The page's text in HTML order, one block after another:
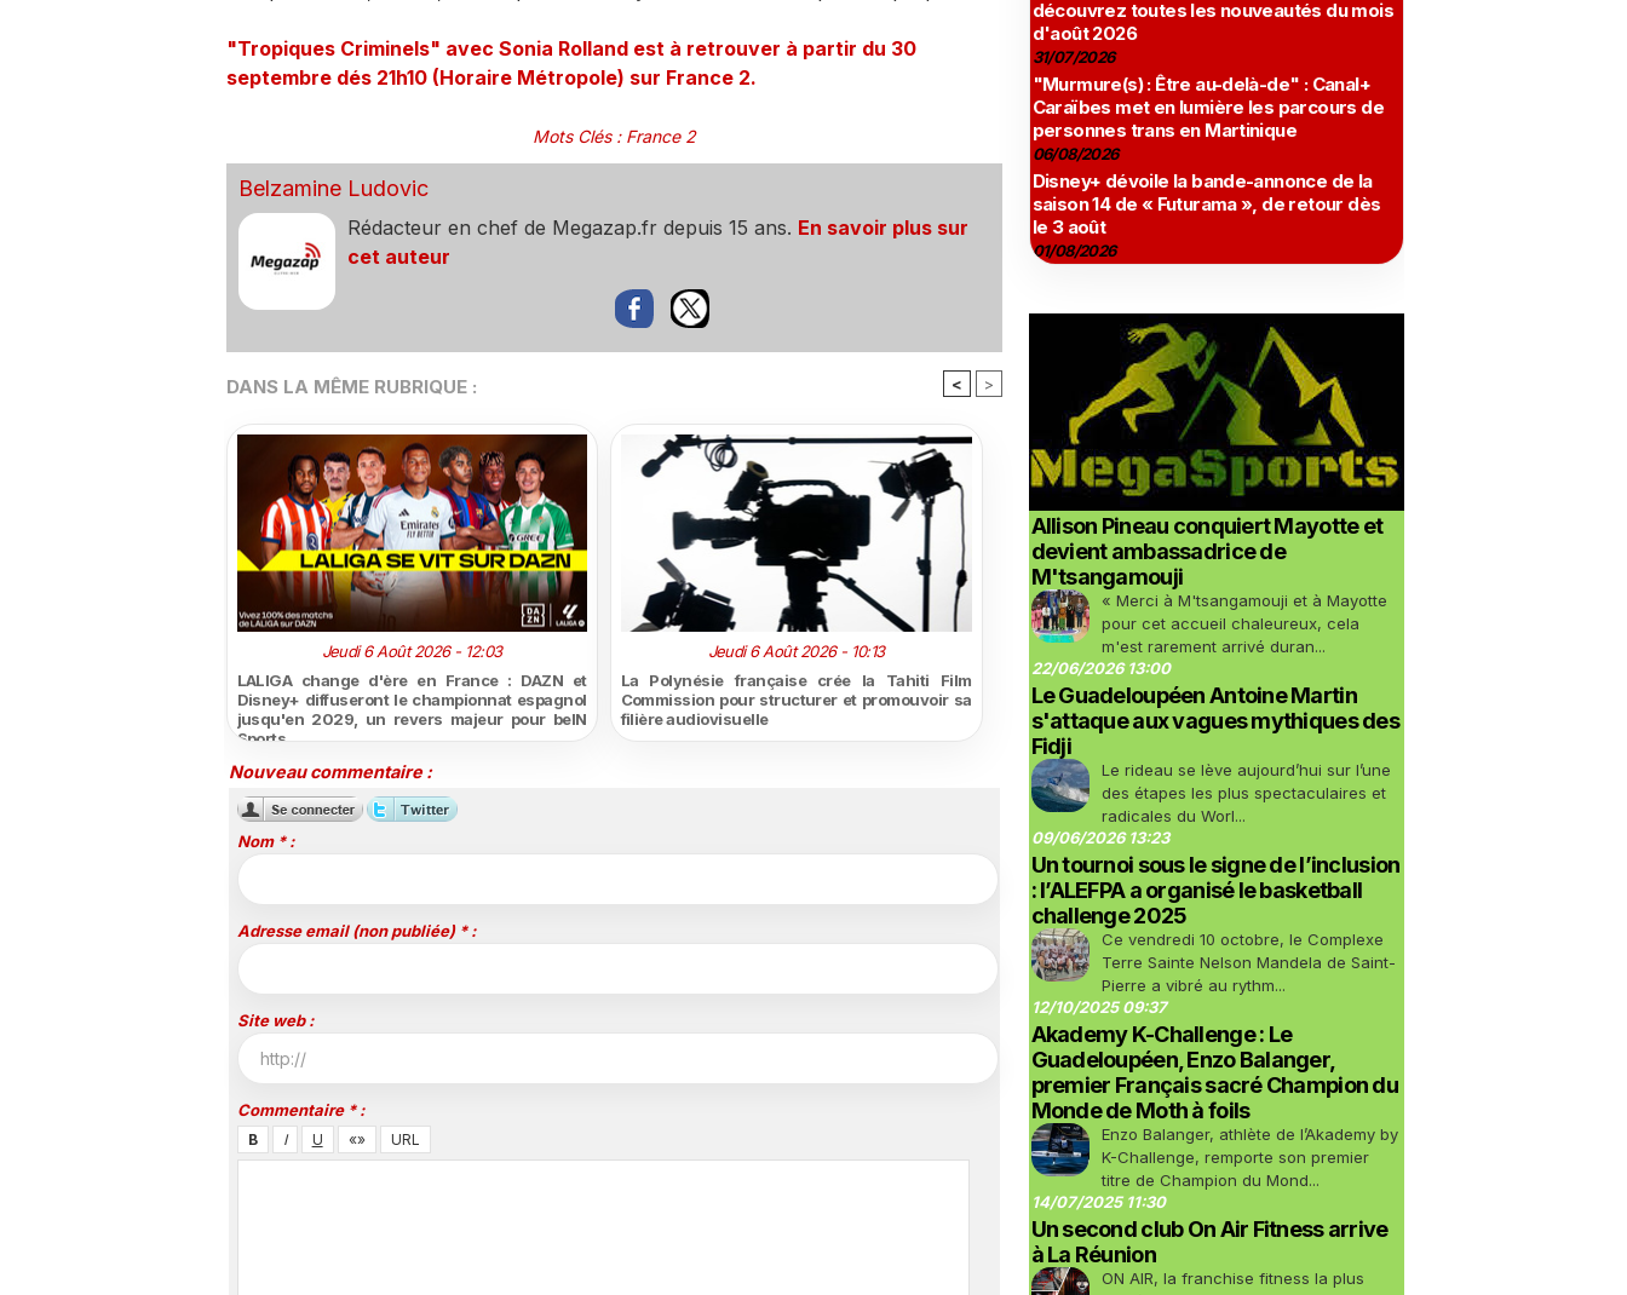
"Tropiques Criminels" avec Sonia Rolland est à retrouver à partir du 30
septembre dés 21h10 (Horaire Métropole) sur France 2.
Mots Clés: France 2
Belzamine Ludovic
Rédacteur en chef de Megazap.fr depuis 15 ans. En savoir plus sur
cet auteur
DANS LA MÊME RUBRIQUE : < >
Jeudi 6 Août 2026 - 12:03
LALIGA change d'ère en France : DAZN et
Disney+ diffuseront le championnat espagnol
jusqu'en 2029, un revers majeur pour beIN
Sports
Jeudi 6 Août 2026 - 10:13
La Polynésie française crée la Tahiti Film
Commission pour structurer et promouvoir sa
filière audiovisuelle
Nouveau commentaire :
Nom * :
Adresse email (non publiée) * :
Site web :
Commentaire * :
découvrez toutes les nouveautés du mois
d'août 2026
31/07/2026
"Murmure(s) : Être au-delà-de" : Canal+
Caraïbes met en lumière les parcours de
personnes trans en Martinique
06/08/2026
Disney+ dévoile la bande-annonce de la
saison 14 de « Futurama », de retour dès
le 3 août
01/08/2026
Allison Pineau conquiert Mayotte et
devient ambassadrice de
M'tsangamouji
« Merci à M'tsangamouji et à Mayotte
pour cet accueil chaleureux, cela
m'est rarement arrivé duran...
22/06/2026 13:00
Le Guadeloupéen Antoine Martin
s'attaque aux vagues mythiques des
Fidji
Le rideau se lève aujourd’hui sur l’une
des étapes les plus spectaculaires et
radicales du Worl...
09/06/2026 13:23
Un tournoi sous le signe de l’inclusion
: l’ALEFPA a organisé le basketball
challenge 2025
Ce vendredi 10 octobre, le Complexe
Terre Sainte Nelson Mandela de Saint-
Pierre a vibré au rythm...
12/10/2025 09:37
Akademy K-Challenge : Le
Guadeloupéen, Enzo Balanger,
premier Français sacré Champion du
Monde de Moth à foils
Enzo Balanger, athlète de l’Akademy by
K-Challenge, remporte son premier
titre de Champion du Mond...
14/07/2025 11:30
Un second club On Air Fitness arrive
à La Réunion
ON AIR, la franchise fitness la plus